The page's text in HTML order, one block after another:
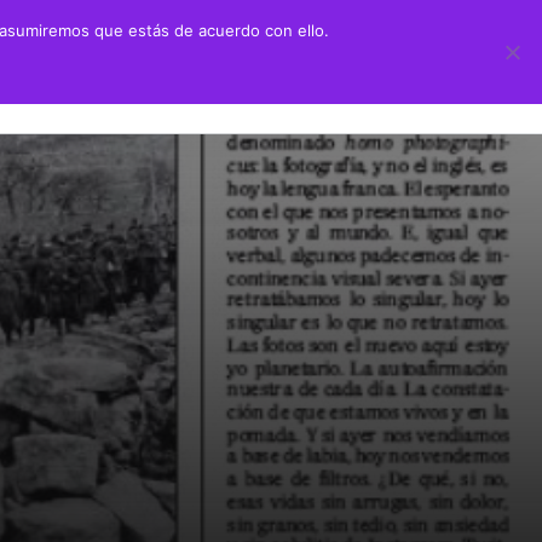
Juan Negrín UN CANARIO EN LA HISTORIA
alumnado prácticas ULPGC
Información sobre transparencia
Información institucional
Información sobre la organización
Información económico-financiera
Contratos y convenios
Ayudas y subvenciones
Políticas y códigos éticos
Memorias
que estás de acuerdo con ello.